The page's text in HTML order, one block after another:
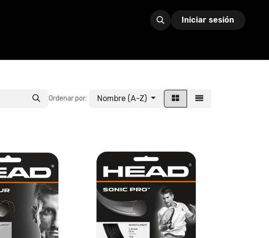
Iniciar sesión
Ordenar por: Nombre (A-Z)